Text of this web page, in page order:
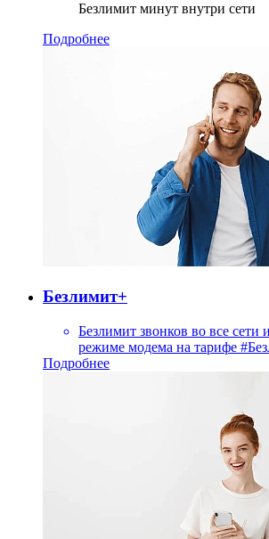
Безлимит минут внутри сети
Подробнее
Безлимит+
Безлимит звонков во все сети
режиме модема на тарифе
Подробнее